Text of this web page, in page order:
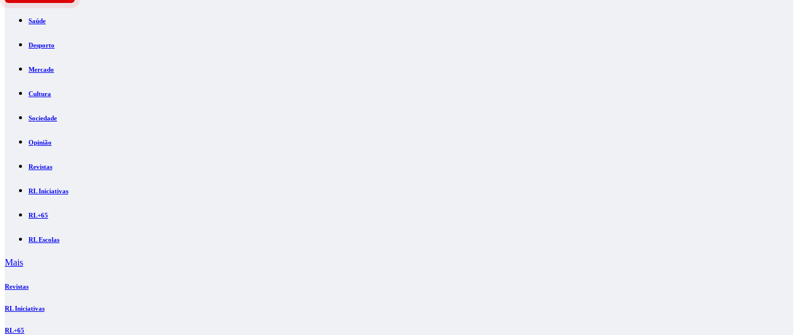
Saúde
Desporto
Mercado
Cultura
Sociedade
Opinião
Revistas
RL Iniciativas
RL+65
RL Escolas
Mais
Revistas
RL Iniciativas
RL+65